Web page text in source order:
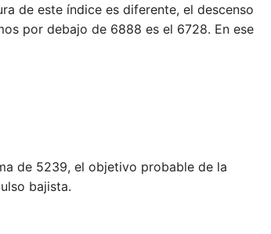
de este índice es diferente, el descenso
por debajo de 6888 es el 6728. En ese
de 5239, el objetivo probable de la
bajista.